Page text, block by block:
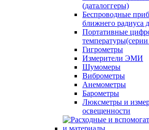
(даталоггеры)
Беспроводные
ближнего радиуса
Портативные
Гигрометры
Измерители ЭМИ
Шумомеры
Виброметры
Анемометры
Барометры
Люксметры и
освещенности